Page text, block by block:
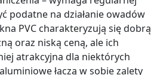
podatne na działanie owadów
PVC charakteryzują się dobrą
oraz niską ceną, ale ich
atrakcyjna dla niektórych
łączą w sobie zalety